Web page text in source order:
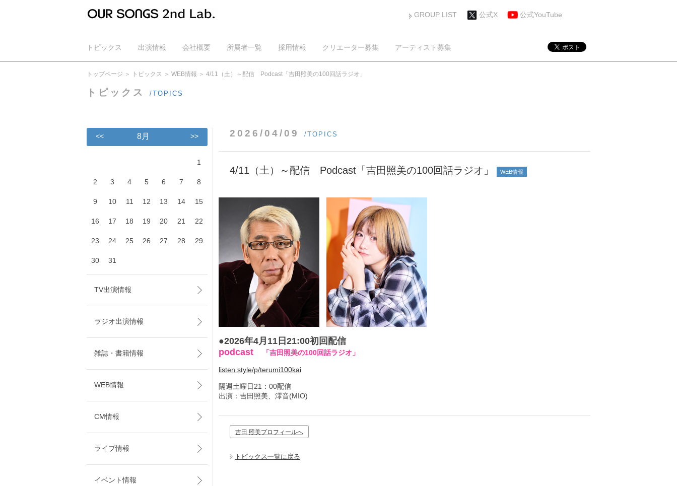
GROUP LIST 公式X 公式YouTube
トピックス 出演情報 会社概要 所属者一覧 採用情報 クリエーター募集
アーティスト募集
公式YouTube
トップページ トピックス WEB情報 4/11（土）～配信 Podcast「吉田照美の100回話ラジオ」
トピックス /TOPICS
2026/04/09 /TOPICS
4/11（土）～配信 Podcast「吉田照美の100回話ラジオ」 WEB情報
●2026年4月11日21:00初回配信
podcast
「吉田照美の100回話ラジオ」
listen.style/p/terumi100kai
隔週土曜日21：00配信
出演：吉田照美、澪音(MIO)
吉田 照美プロフィールへ
トピックス一覧に戻る
<< 8月 >>
1
2 3 4 5 6 7 8
9 10 11 12 13 14 15
16 17 18 19 20 21 22
23 24 25 26 27 28 29
30 31
TV出演情報
ラジオ出演情報
雑誌・書籍情報
WEB情報
CM情報
ライブ情報
イベント情報